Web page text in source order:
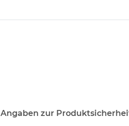
Angaben zur